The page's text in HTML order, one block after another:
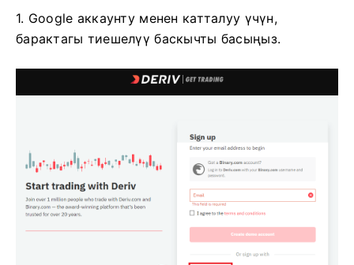
1. Google аккаунту менен катталуу үчүн,
барактагы тиешелүү баскычты басыңыз.